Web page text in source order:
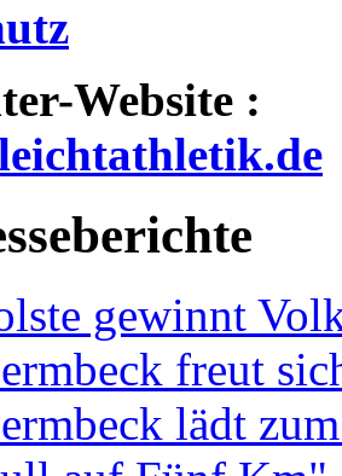
Website :
gewinnt
freut
lädt